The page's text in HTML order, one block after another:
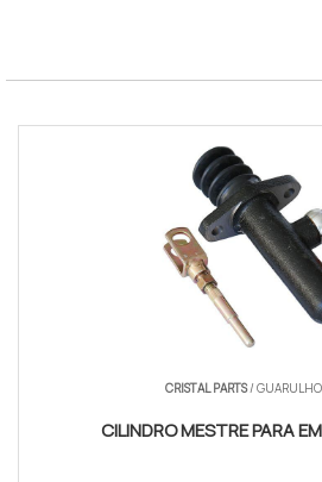
CRISTAL PARTS/
CILINDRO MESTRE PARA